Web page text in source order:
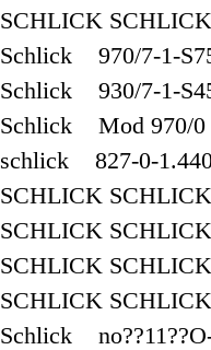
SCHLICK
Schlick 970/7-1-
Schlick 930/7-1-
Schlick Mod 970/0
schlick 827-0-
SCHLICK
SCHLICK
SCHLICK
SCHLICK
Schlick